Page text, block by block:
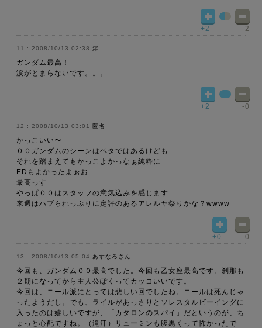
+2 -2
2008/10/13 02:38 澪
ガンダム最高！
涙がとまらないです。。。
+2 -0
2008/10/13 03:01 匿名
かっこいい〜
００ガンダムのシーンはベタではあるけども
それを踏まえてもかっこよかっなぁ純粋に
EDもよかったよぉお
最高っす
やっぱ００はスタッフの意気込みを感じます
来週はハブられっぷりに定評のあるアレルヤ祭りかな？wwww
+0 -0
2008/10/13 05:04 あすなろさん
今回も、ガンダム００最高でした。今回も乙女座最高です。刹那も
２期になってから主人公ぽくってカッコいいです。
今回は、ニール派にとっては悲しい回でしたね。ニールは死んじゃ
ったようだし。でも、ライルがあっさりとソレスタルビーイングに
入ったのは嬉しいですが、「カタロンのスパイ」だというのが、ち
ょっと心配ですね。（滝汗）リューミンも腹黒くって怖かったで